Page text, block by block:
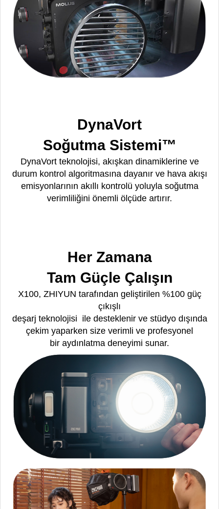
DynaVort
Soğutma Sistemi™
DynaVort teknolojisi, akışkan dinamiklerine ve
durum kontrol algoritmasına dayanır ve hava akışı
emisyonlarının akıllı kontrolü yoluyla soğutma
verimliliğini önemli ölçüde artırır.
Her Zamana
Tam Güçle Çalışın
X100, ZHIYUN tarafından geliştirilen %100 güç
çıkışlı
deşarj teknolojisi ile desteklenir ve stüdyo dışında
çekim yaparken size verimli ve profesyonel
bir aydınlatma deneyimi sunar.